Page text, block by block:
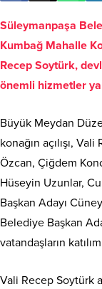
Süleymanpaşa
Kumbağ Mahalle
Recep Soytürk,
önemli hizmetler
Büyük Meydan
konağın açılışı,
Özcan, Çiğdem
Hüseyin Uzunlar,
Başkan Adayı
Belediye Başkan
vatandaşların
Vali Recep Soytürk